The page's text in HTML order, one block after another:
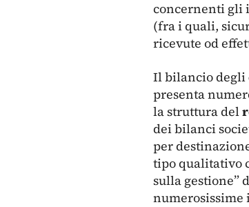
concernenti gli
(fra i quali,
ricevute od
Il bilancio degli
presenta
la struttura del
dei bilanci
per
tipo qualitativo
sulla gestione”